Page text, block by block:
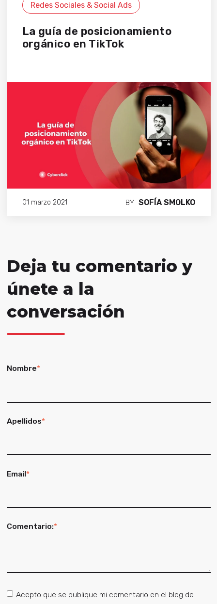
Redes Sociales & Social Ads
La guía de posicionamiento
orgánico en TikTok
01 marzo 2021 BY SOFÍA SMOLKO
Deja tu comentario y
únete a la
conversación
Nombre*
Apellidos*
Email*
Comentario:*
Acepto que se publique mi comentario en el blog de